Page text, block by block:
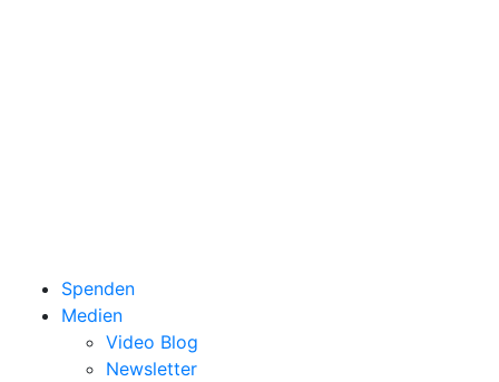
Spenden
Medien
Video Blog
Newsletter